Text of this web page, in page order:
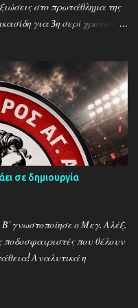
στο πρωτάθλημα της
για 3η σερί χρονιά
δείτε φωτοστιγμές
μέσα απο τον φακό της
ενώ δηλώσεις
, Βαβλιάκης
Μάριος
σε δημιουργία
ο Μεγ. Αλέξ.
που θέλουν
Αναλυτικά η